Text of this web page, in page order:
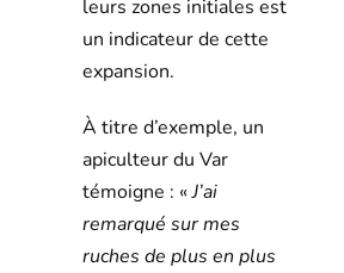
leurs zones initiales est
un indicateur de cette
expansion.
À titre d’exemple, un
apiculteur du Var
témoigne : «J’ai
remarqué sur mes
ruches de plus en plus